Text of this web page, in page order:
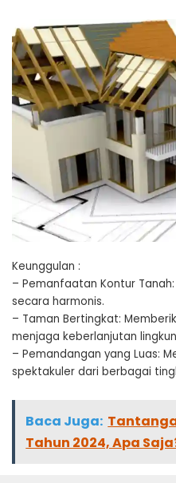
Keunggulan :
– Pemanfaatan Kontur
secara harmonis.
– Taman Bertingkat:
menjaga keberlanjutan
– Pemandangan yang Luas:
spektakuler dari berbagai
Baca Juga:
Tahun 2024, Apa